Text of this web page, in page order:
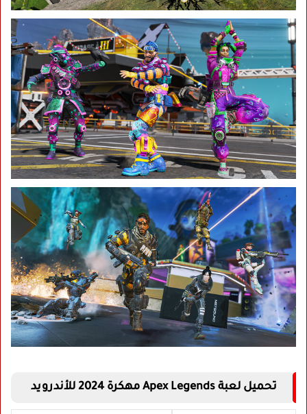
تحميل لعبة Apex Legends مهكرة 2024 للأندرويد